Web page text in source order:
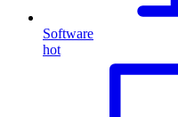
Software
hot